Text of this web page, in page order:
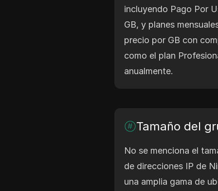
incluyendo Pago Por
GB, y planes
precio por GB con
como el plan
anualmente.
Tamaño del
No se menciona el
de direcciones IP de
una amplia gama de